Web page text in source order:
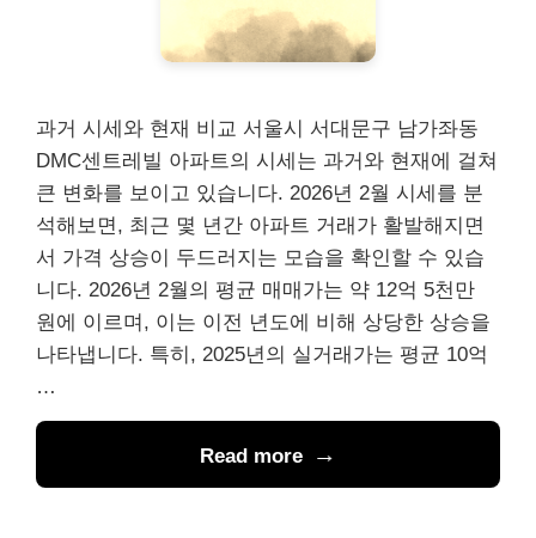
과거 시세와 현재 비교 서울시 서대문구 남가좌동
DMC센트레빌 아파트의 시세는 과거와 현재에 걸쳐
큰 변화를 보이고 있습니다. 2026년 2월 시세를 분
석해보면, 최근 몇 년간 아파트 거래가 활발해지면
서 가격 상승이 두드러지는 모습을 확인할 수 있습
니다. 2026년 2월의 평균 매매가는 약 12억 5천만
원에 이르며, 이는 이전 년도에 비해 상당한 상승을
나타냅니다. 특히, 2025년의 실거래가는 평균 10억
…
Read more